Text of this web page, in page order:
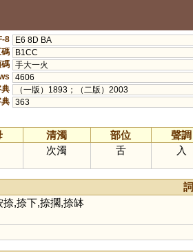
8
E6 8D BA
B1CC
手大一火
4606
（一版）1893；（二版）2003
典 363
清濁 部位 聲調
次濁 舌 入
捺,捺下,捺擱,捺缽